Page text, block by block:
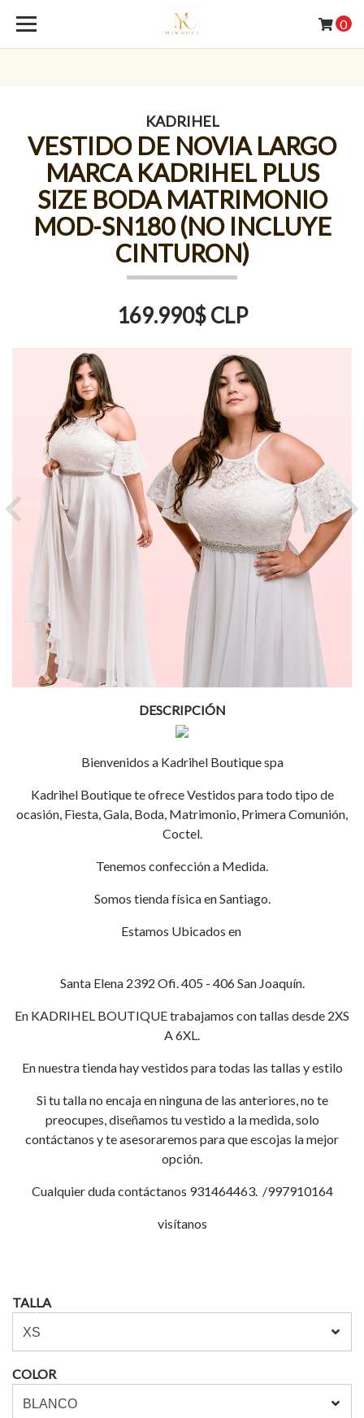
0
KADRIHEL
VESTIDO DE NOVIA LARGO
MARCA KADRIHEL PLUS
SIZE BODA MATRIMONIO
MOD-SN180 (NO INCLUYE
CINTURON)
169.990$ CLP
Previous
DESCRIPCIÓN
Bienvenidos a Kadrihel Boutique spa
Kadrihel Boutique te ofrece Vestidos para todo tipo de
ocasión, Fiesta, Gala, Boda, Matrimonio, Primera Comunión,
Coctel.
Tenemos confección a Medida.
Somos tienda física en Santiago.
Estamos Ubicados en
Santa Elena 2392 Ofi. 405 - 406 San Joaquín.
En KADRIHEL BOUTIQUE trabajamos con tallas desde 2XS
A 6XL.
En nuestra tienda hay vestidos para todas las tallas y estilo
Si tu talla no encaja en ninguna de las anteriores, no te
preocupes, diseñamos tu vestido a la medida, solo
contáctanos y te asesoraremos para que escojas la mejor
opción.
Cualquier duda contáctanos 931464463. /997910164
visítanos
TALLA
COLOR